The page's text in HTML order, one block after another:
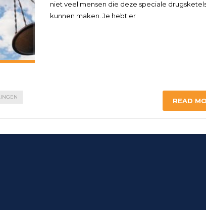
niet veel mensen die deze speciale
kunnen maken. Je hebt er
READ